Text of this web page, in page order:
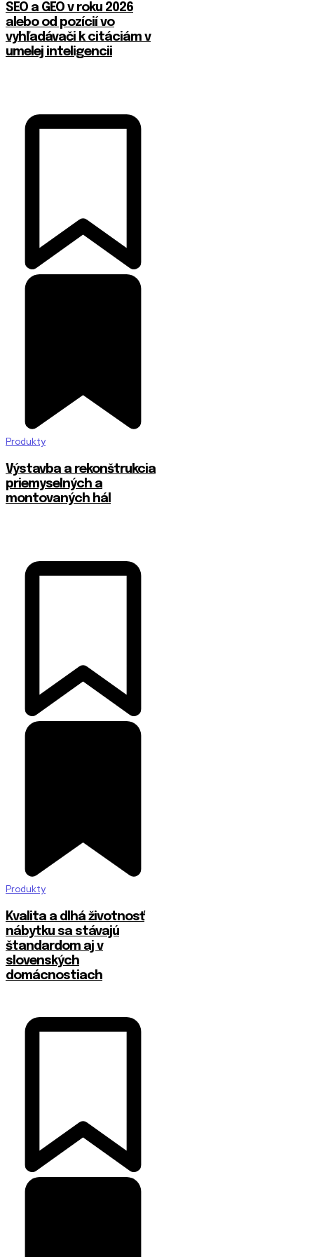
SEO a GEO v roku 2026
alebo od pozícií vo
vyhľadávači k citáciám v
umelej inteligencii
Produkty
Výstavba a rekonštrukcia
priemyselných a
montovaných hál
Produkty
​Kvalita a dlhá životnosť
nábytku sa stávajú
štandardom aj v
slovenských
domácnostiach